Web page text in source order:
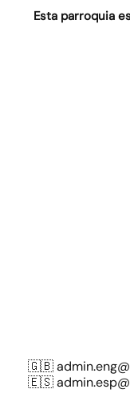
Esta parroquia
🇬🇧
🇪🇸